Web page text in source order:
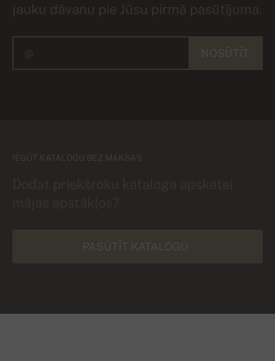
jauku dāvanu pie Jūsu pirmā pasūtījuma.
IEGŪT KATALOGU BEZ MAKSAS